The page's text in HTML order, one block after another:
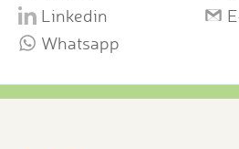
Linkedin
Whatsapp